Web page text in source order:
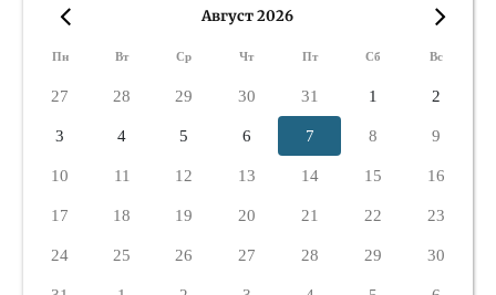
Август 2026
Пн Вт Ср Чт Пт Сб Вс
27 28 29 30 31 1 2
3 4 5 6 7 8 9
10 11 12 13 14 15 16
17 18 19 20 21 22 23
24 25 26 27 28 29 30